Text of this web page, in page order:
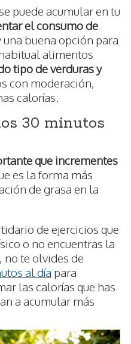
puede acumular en tu
el consumo de
una buena opción para
alimentos
tipo de verduras y
con moderación,
calorías.
30 minutos
que incrementes
es la forma más
de grasa en la
de ejercicios que
o no encuentras la
te olvides de
al día para
las calorías que has
a acumular más